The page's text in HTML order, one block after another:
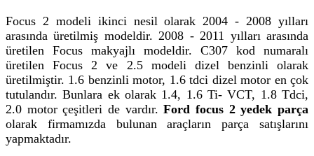
Focus 2 modeli ikinci nesil olarak 2004 - 2008 yılları
arasında üretilmiş modeldir. 2008 - 2011 yılları arasında
üretilen Focus makyajlı modeldir. C307 kod numaralı
üretilen Focus 2 ve 2.5 modeli dizel benzinli olarak
üretilmiştir. 1.6 benzinli motor, 1.6 tdci dizel motor en çok
tutulandır. Bunlara ek olarak 1.4, 1.6 Ti- VCT, 1.8 Tdci,
2.0 motor çeşitleri de vardır.Ford focus 2 yedek parça
olarak firmamızda bulunan araçların parça satışlarını
yapmaktadır.